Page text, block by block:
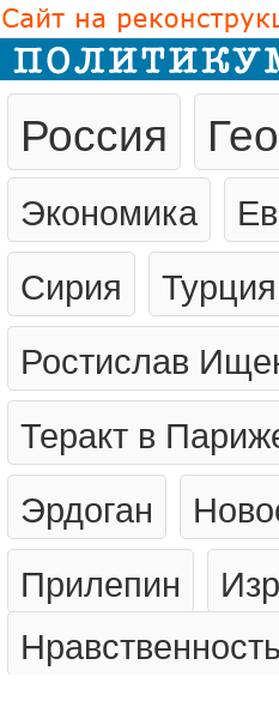
Россия
Экономика
Сирия
Турция
Ростислав
Теракт в
Эрдоган
Прилепин
Нравственность